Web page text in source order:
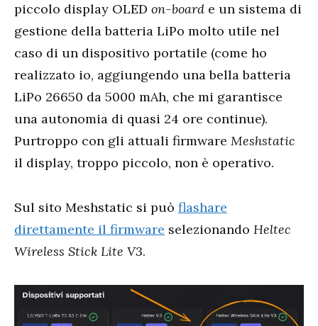
piccolo display OLED on-board e un sistema di
gestione della batteria LiPo molto utile nel
caso di un dispositivo portatile (come ho
realizzato io, aggiungendo una bella batteria
LiPo 26650 da 5000 mAh, che mi garantisce
una autonomia di quasi 24 ore continue).
Purtroppo con gli attuali firmware Meshstatic
il display, troppo piccolo, non è operativo.
Sul sito Meshstatic si può flashare
direttamente il firmware selezionando Heltec
Wireless Stick Lite V3.